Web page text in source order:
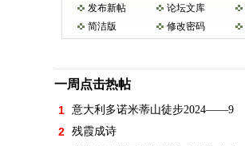
发布新帖 论坛文库
简洁版
修改密码
一周点击热帖
1 意大利多诺米蒂山徒步2024——9
2 残霞成诗